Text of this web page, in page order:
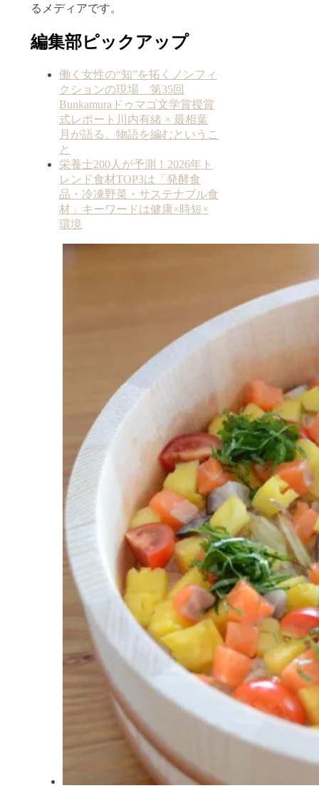
るメディアです。
編集部ピックアップ
働く女性の“知”を拓くノンフィ
クションの現場 第35回
Bunkamuraドゥマゴ文学賞授賞
式レポート川内有緒 × 最相葉
月が語る、物語を編むというこ
と
栄養士200人が予測！2026年ト
レンド食材TOP3は「発酵食
品・冷凍野菜・サステナブル食
材」キーワードは健康×時短×
環境